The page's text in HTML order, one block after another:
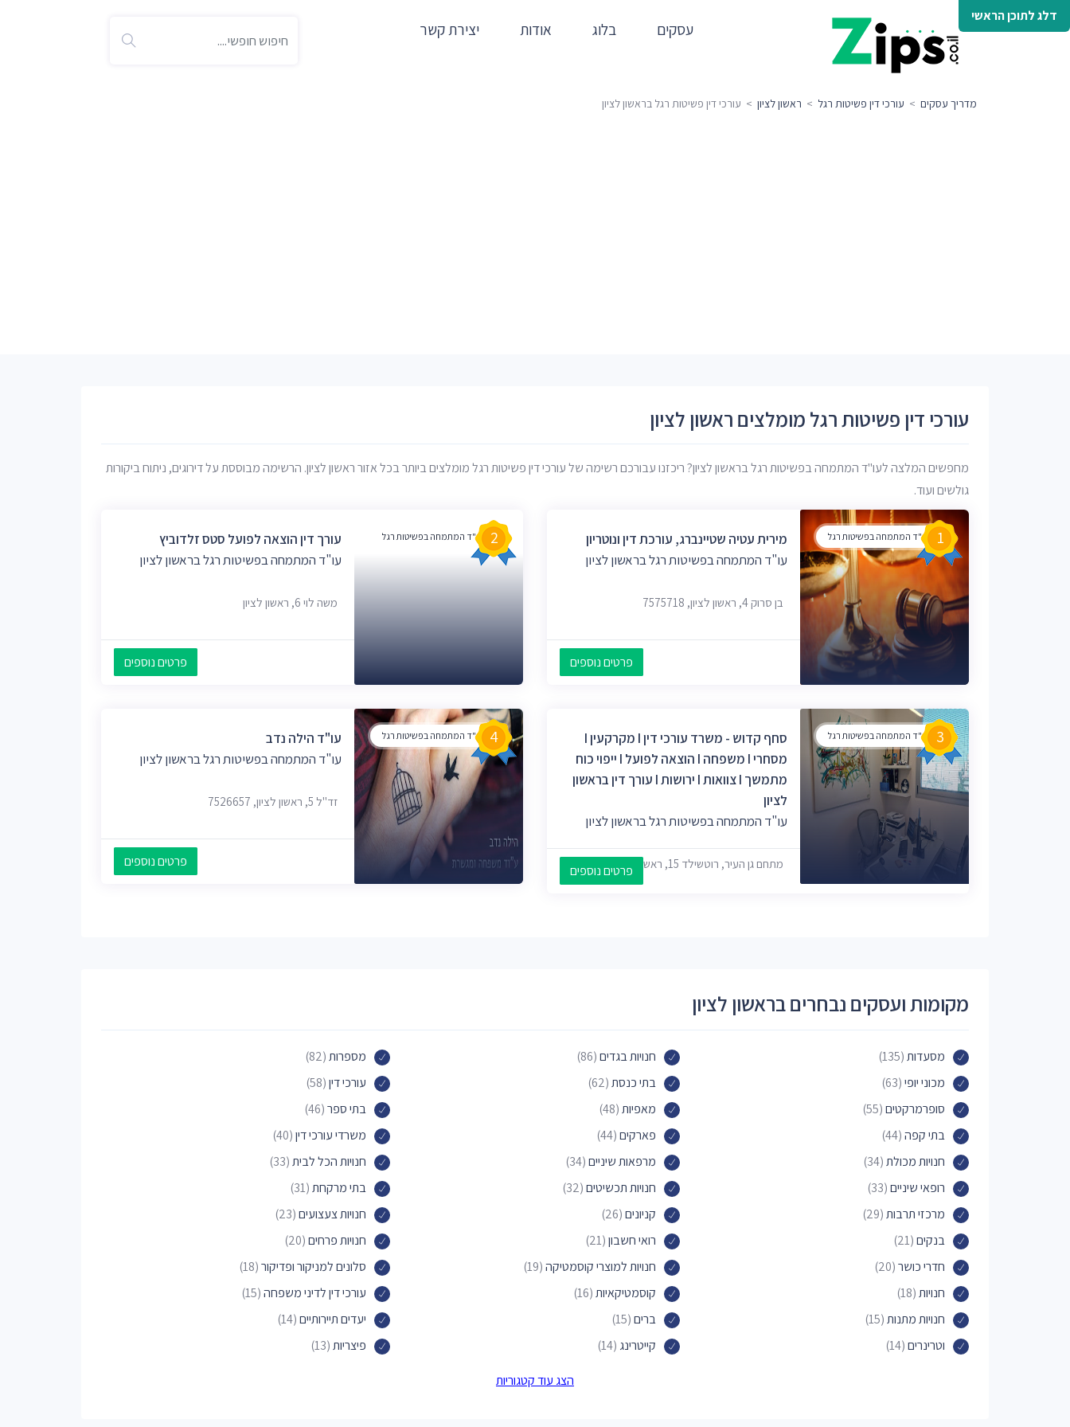
דלג לתוכן הראשי
עסקים בלוג אודות יצירת קשר
מדריך עסקים > עורכי דין פשיטות רגל > ראשון לציון > עורכי דין פשיטות רגל בראשון לציון
עורכי דין פשיטות רגל מומלצים ראשון לציון
מחפשים המלצה לעו"ד המתמחה בפשיטות רגל בראשון לציון? ריכזנו עבורכם רשימה של עורכי דין פשיטות רגל מומלצים ביותר בכל אזור ראשון לציון. הרשימה מבוססת על דירוגים, ניתוח ביקורות
גולשים ועוד.
עו"ד המתמחה בפשיטות רגל 1
מירית עטיה שטיינברג, עורכת דין ונוטריון
עו"ד המתמחה בפשיטות רגל בראשון לציון
בן סרוק 4, ראשון לציון, 7575718
פרטים נוספים
עו"ד המתמחה בפשיטות רגל 2
עורך דין הוצאה לפועל סטס זלדוביץ
עו"ד המתמחה בפשיטות רגל בראשון לציון
משה לוי 6, ראשון לציון
פרטים נוספים
עו"ד המתמחה בפשיטות רגל 3
סחף קדוש - משרד עורכי דין I מקרקעין I
מסחרי I משפחה I הוצאה לפועל I ייפוי כוח
מתמשך I צוואות I ירושות I עורך דין בראשון
לציון
עו"ד המתמחה בפשיטות רגל בראשון לציון
מתחם גן העיר, רוטשילד 15, ראשון לציון, 7526601 פרטים נוספים
עו"ד המתמחה בפשיטות רגל 4
עו"ד הילה נדב
עו"ד המתמחה בפשיטות רגל בראשון לציון
זד"ל 5, ראשון לציון, 7526657
פרטים נוספים
מקומות ועסקים נבחרים בראשון לציון
מסעדות(135) חנויות בגדים(86) מספרות(82)
מכוני יופי(63) בתי כנסת(62) עורכי דין(58)
סופרמרקטים(55) מאפיות(48) בתי ספר(46)
בתי קפה(44) פארקים(44) משרדי עורכי דין(40)
חנויות מכולת(34) מרפאות שיניים(34) חנויות הכל לבית(33)
רופאי שיניים(33) חנויות תכשיטים(32) בתי מרקחת(31)
מרכזי תרבות(29) קניונים(26) חנויות צעצועים(23)
בנקים(21) רואי חשבון(21) חנויות פרחים(20)
חדרי כושר(20) חנויות למוצרי קוסמטיקה(19) סלונים למניקור ופדיקור(18)
חנויות(18) קוסמטיקאיות(16) עורכי דין לדיני משפחה(15)
חנויות מתנות(15) ברים(15) יעדים תיירותיים(14)
וטרינרים(14) קייטרינג (14) פיצריות(13)
הצג עוד קטגוריות